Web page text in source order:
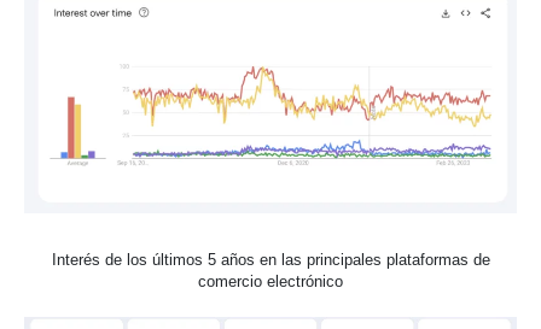
Interés de los últimos 5 años en las principales plataformas de
comercio electrónico